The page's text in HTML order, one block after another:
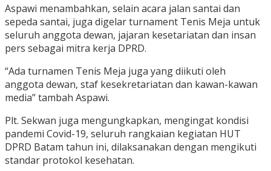
Aspawi menambahkan, selain acara jalan santai dan
sepeda santai, juga digelar turnament Tenis Meja untuk
seluruh anggota dewan, jajaran kesetariatan dan insan
pers sebagai mitra kerja DPRD.
“Ada turnamen Tenis Meja juga yang diikuti oleh
anggota dewan, staf kesekretariatan dan kawan-kawan
media” tambah Aspawi.
Plt. Sekwan juga mengungkapkan, mengingat kondisi
pandemi Covid-19, seluruh rangkaian kegiatan HUT
DPRD Batam tahun ini, dilaksanakan dengan mengikuti
standar protokol kesehatan.